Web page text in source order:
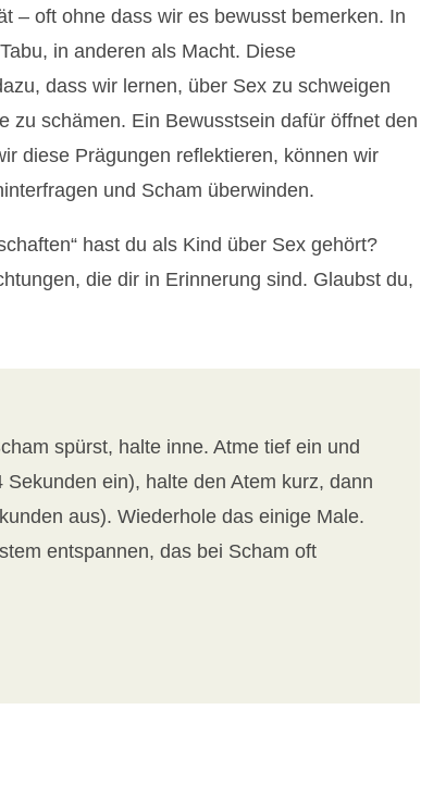
– oft ohne dass wir es bewusst bemerken. In
in anderen als Macht. Diese
dass wir lernen, über Sex zu schweigen
zu schämen. Ein Bewusstsein dafür öffnet den
diese Prägungen reflektieren, können wir
und Scham überwinden.
hast du als Kind über Sex gehört?
die dir in Erinnerung sind. Glaubst du,
spürst, halte inne. Atme tief ein und
ein), halte den Atem kurz, dann
aus). Wiederhole das einige Male.
entspannen, das bei Scham oft